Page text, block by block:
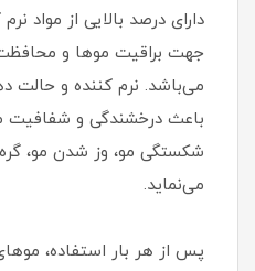
دارای درصد بالایی از مواد
جهت براقیت موها و
می‌باشد. نرم کننده و حالت
باعث درخشندگی و شفافیت
شکستگی مو، وز شدن مو،
می‌نماید.
پس از هر بار استفاده،